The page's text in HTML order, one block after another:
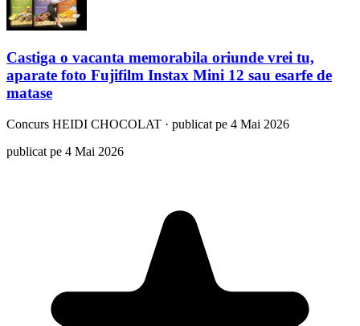
Castiga o vacanta memorabila oriunde vrei tu,
aparate foto Fujifilm Instax Mini 12 sau esarfe de
matase
Concurs HEIDI CHOCOLAT · publicat pe 4 Mai 2026
publicat pe 4 Mai 2026